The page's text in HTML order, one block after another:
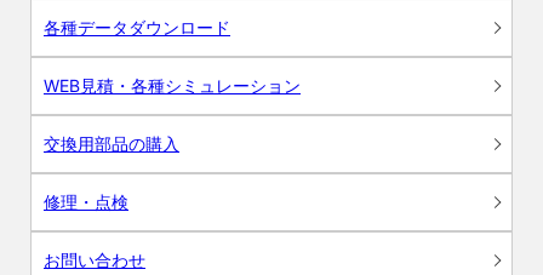
各種データダウンロード
WEB見積・各種シミュレーション
交換用部品の購入
修理・点検
お問い合わせ